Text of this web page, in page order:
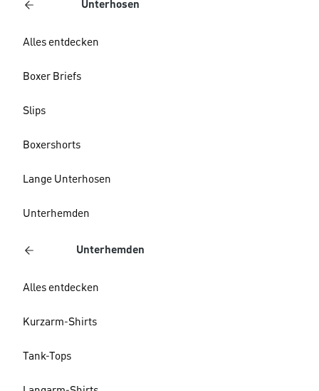
Unterhosen
Alles entdecken
Boxer Briefs
Slips
Boxershorts
Lange Unterhosen
Unterhemden
Unterhemden
Alles entdecken
Kurzarm-Shirts
Tank-Tops